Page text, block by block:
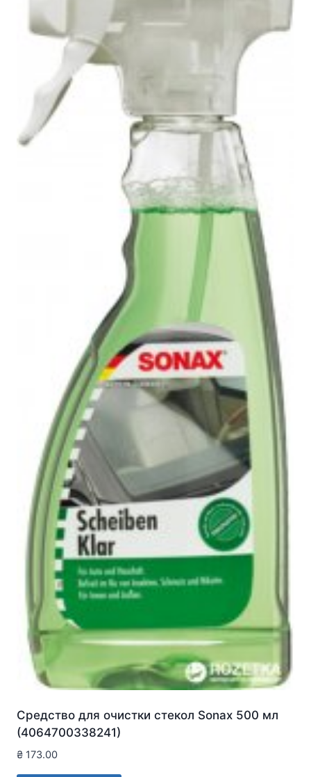
Средство для очистки стекол Sonax 500 мл
(4064700338241)
₴ 173.00